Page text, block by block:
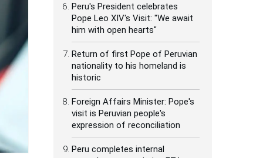
Peru's President celebrates
Pope Leo XIV's Visit: "We await
him with open hearts"
Return of first Pope of Peruvian
nationality to his homeland is
historic
Foreign Affairs Minister: Pope's
visit is Peruvian people's
expression of reconciliation
Peru completes internal